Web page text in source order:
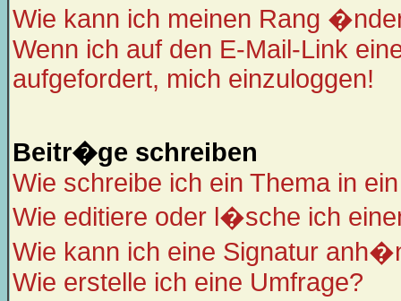
Wie kann ich meinen Rang
Wenn ich auf den E-Mail-Link
aufgefordert, mich einzuloggen!
Beitr�ge schreiben
Wie schreibe ich ein Thema in
Wie editiere oder l�sche ich
Wie kann ich eine Signatur
Wie erstelle ich eine Umfrage?